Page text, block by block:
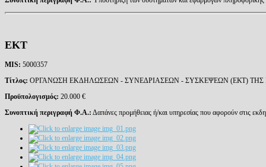
ΕΚΤ
MIS: 5000357
Τίτλος: ΟΡΓΑΝΩΣΗ ΕΚΔΗΛΩΣΕΩΝ - ΣΥΝΕΔΡΙΑΣΕΩΝ - ΣΥΣΚΕΨΕΩΝ (ΕΚΤ)
Προϋπολογισμός: 20.000 €
Συνοπτική περιγραφή Φ.Α.: Δαπάνες προμήθειας ή/και υπηρεσίας που αφορούν στις